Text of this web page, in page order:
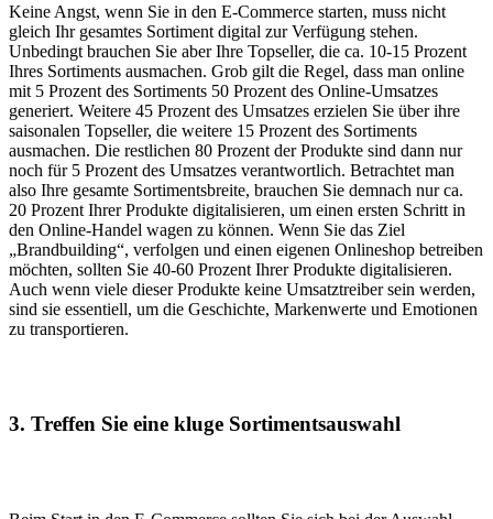
Keine Angst, wenn Sie in den E-Commerce starten, muss nicht
gleich Ihr gesamtes Sortiment digital zur Verfügung stehen.
Unbedingt brauchen Sie aber Ihre Topseller, die ca. 10-15 Prozent
Ihres Sortiments ausmachen. Grob gilt die Regel, dass man online
mit 5 Prozent des Sortiments 50 Prozent des Online-Umsatzes
generiert. Weitere 45 Prozent des Umsatzes erzielen Sie über ihre
saisonalen Topseller, die weitere 15 Prozent des Sortiments
ausmachen. Die restlichen 80 Prozent der Produkte sind dann nur
noch für 5 Prozent des Umsatzes verantwortlich. Betrachtet man
also Ihre gesamte Sortimentsbreite, brauchen Sie demnach nur ca.
20 Prozent Ihrer Produkte digitalisieren, um einen ersten Schritt in
den Online-Handel wagen zu können. Wenn Sie das Ziel
„Brandbuilding“, verfolgen und einen eigenen Onlineshop betreiben
möchten, sollten Sie 40-60 Prozent Ihrer Produkte digitalisieren.
Auch wenn viele dieser Produkte keine Umsatztreiber sein werden,
sind sie essentiell, um die Geschichte, Markenwerte und Emotionen
zu transportieren.
3. Treffen Sie eine kluge Sortimentsauswahl